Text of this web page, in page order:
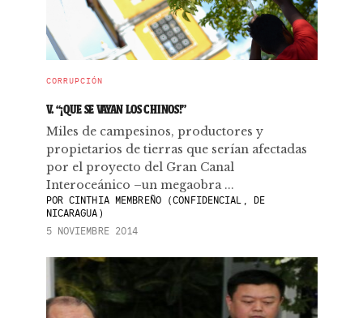
CORRUPCIÓN
V. “¡QUE SE VAYAN LOS CHINOS!”
Miles de campesinos, productores y
propietarios de tierras que serían afectadas
por el proyecto del Gran Canal
Interoceánico –un megaobra ...
PORCINTHIA MEMBREÑO (CONFIDENCIAL, DE
NICARAGUA)
5 NOVIEMBRE 2014